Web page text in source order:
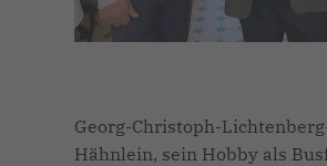
Georg-Christoph-
Hähnlein, sein Hobby als